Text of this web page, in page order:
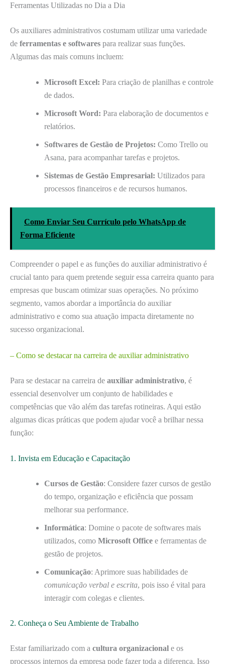
Ferramentas Utilizadas no Dia a Dia
Os auxiliares administrativos costumam utilizar uma variedade
de ferramentas e softwares para realizar suas funções.
Algumas das mais comuns incluem:
Microsoft Excel: Para criação de planilhas e controle
de dados.
Microsoft Word: Para elaboração de documentos e
relatórios.
Softwares de Gestão de Projetos: Como Trello ou
Asana, para acompanhar tarefas e projetos.
Sistemas de Gestão Empresarial: Utilizados para
processos financeiros e de recursos humanos.
Como Enviar Seu Currículo pelo WhatsApp de
Forma Eficiente
Compreender o papel e as funções do auxiliar administrativo é
crucial tanto para quem pretende seguir essa carreira quanto para
empresas que buscam otimizar suas operações. No próximo
segmento, vamos abordar a importância do auxiliar
administrativo e como sua atuação impacta diretamente no
sucesso organizacional.
– Como se destacar na carreira de auxiliar administrativo
Para se destacar na carreira de auxiliar administrativo, é
essencial desenvolver um conjunto de habilidades e
competências que vão além das tarefas rotineiras. Aqui estão
algumas dicas práticas que podem ajudar você a brilhar nessa
função:
1. Invista em Educação e Capacitação
Cursos de Gestão: Considere fazer cursos de gestão
do tempo, organização e eficiência que possam
melhorar sua performance.
Informática: Domine o pacote de softwares mais
utilizados, como Microsoft Office e ferramentas de
gestão de projetos.
Comunicação: Aprimore suas habilidades de
comunicação verbal e escrita, pois isso é vital para
interagir com colegas e clientes.
2. Conheça o Seu Ambiente de Trabalho
Estar familiarizado com a cultura organizacional e os
processos internos da empresa pode fazer toda a diferença. Isso